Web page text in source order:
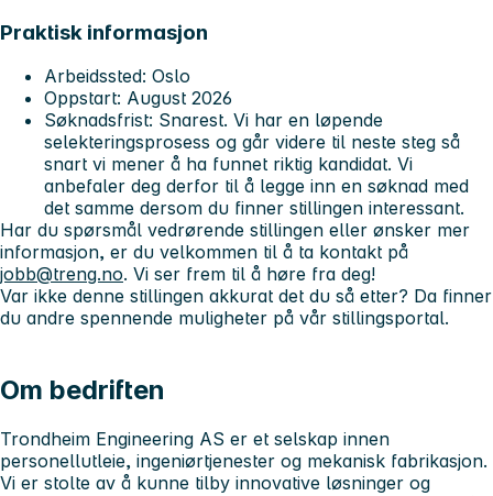
Praktisk informasjon
Arbeidssted: Oslo
Oppstart: August 2026
Søknadsfrist: Snarest. Vi har en løpende
selekteringsprosess og går videre til neste steg så
snart vi mener å ha funnet riktig kandidat. Vi
anbefaler deg derfor til å legge inn en søknad med
det samme dersom du finner stillingen interessant.
Har du spørsmål vedrørende stillingen eller ønsker mer
informasjon, er du velkommen til å ta kontakt på
jobb@treng.no. Vi ser frem til å høre fra deg!
Var ikke denne stillingen akkurat det du så etter? Da finner
du andre spennende muligheter på vår stillingsportal.
Om bedriften
Trondheim Engineering AS er et selskap innen
personellutleie, ingeniørtjenester og mekanisk fabrikasjon.
Vi er stolte av å kunne tilby innovative løsninger og